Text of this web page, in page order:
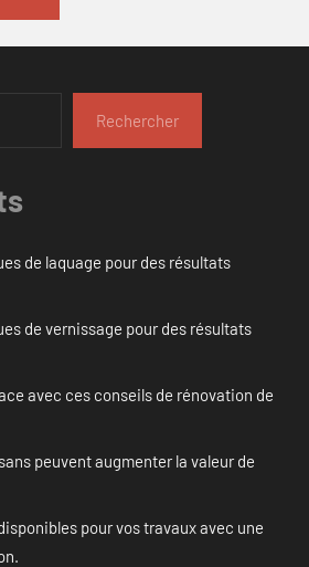
Rechercher
de laquage pour des résultats
de vernissage pour des résultats
avec ces conseils de rénovation de
peuvent augmenter la valeur de
pour vos travaux avec une